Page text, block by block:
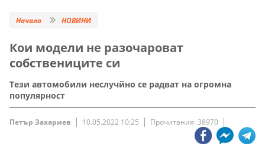
Начало НОВИНИ
Кои модели нe разочароват
собствениците си
Тези автомобили неслучйно се радват на огромна
популярност
Петър Захариев 10.05.2022 10:25 Прочитания: 38970